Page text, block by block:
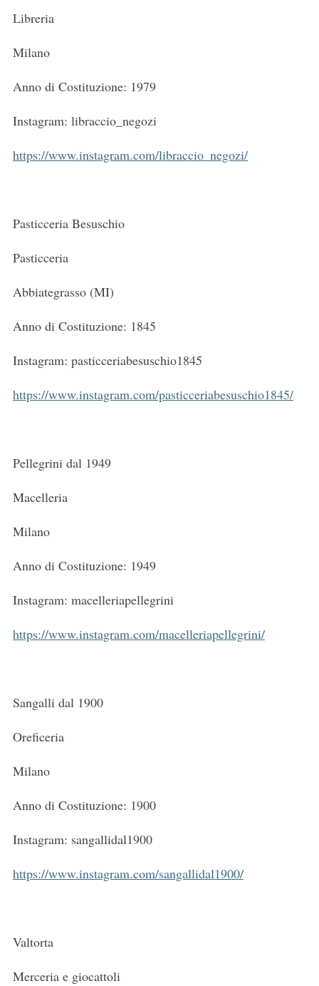
Libreria
Milano
Anno di Costituzione: 1979
Instagram: libraccio_negozi
https://www.instagram.com/libraccio_negozi/
Pasticceria Besuschio
Pasticceria
Abbiategrasso (MI)
Anno di Costituzione: 1845
Instagram: pasticceriabesuschio1845
https://www.instagram.com/pasticceriabesuschio1845/
Pellegrini dal 1949
Macelleria
Milano
Anno di Costituzione: 1949
Instagram: macelleriapellegrini
https://www.instagram.com/macelleriapellegrini/
Sangalli dal 1900
Oreficeria
Milano
Anno di Costituzione: 1900
Instagram: sangallidal1900
https://www.instagram.com/sangallidal1900/
Valtorta
Merceria e giocattoli